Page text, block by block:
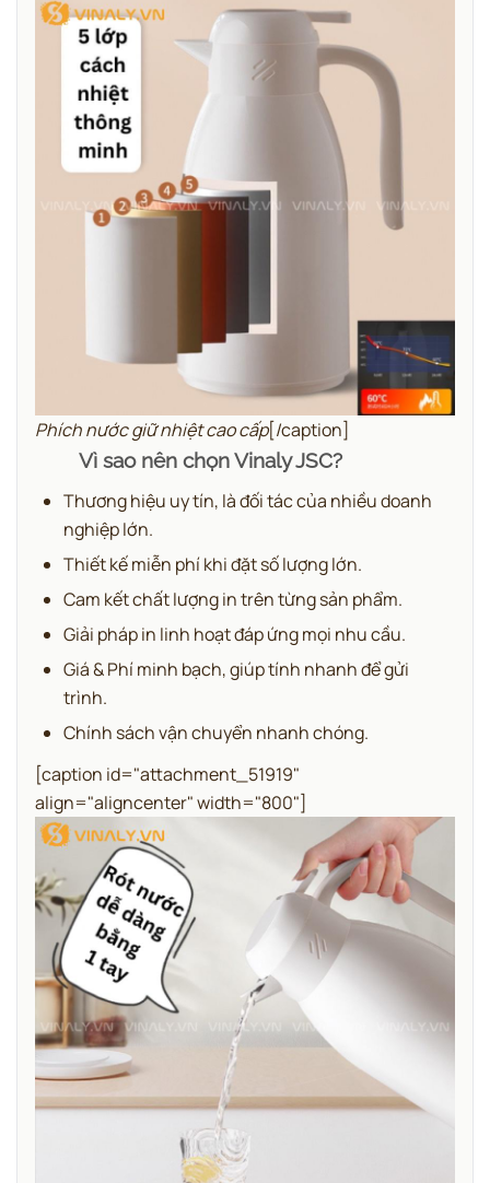
Phích nước giữ nhiệt cao cấp[/caption]
Vì sao nên chọn Vinaly JSC?
Thương hiệu uy tín, là đối tác của nhiều doanh
nghiệp lớn.
Thiết kế miễn phí khi đặt số lượng lớn.
Cam kết chất lượng in trên từng sản phẩm.
Giải pháp in linh hoạt đáp ứng mọi nhu cầu.
Giá & Phí minh bạch, giúp tính nhanh để gửi
trình.
Chính sách vận chuyển nhanh chóng.
[caption id="attachment_51919"
align="aligncenter" width="800"]